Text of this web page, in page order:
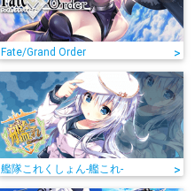
Fate/Grand Order >
艦隊これくしょん-艦これ- >